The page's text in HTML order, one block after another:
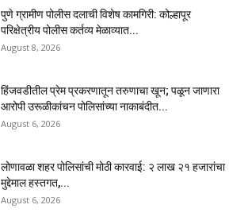
पुणे ग्रामीण पोलीस दलाची विशेष कामगिरी: कोल्हापूर
परिक्षेत्रीय पोलीस कर्तव्य मेळाव्यात...
August 8, 2026
हिंजवडीतील प्रेम प्रकरणातून तरुणाचा खून; पळून जाणारा
आरोपी उरूळीकांचन पोलिसांच्या नाकाबंदीत...
August 6, 2026
लोणावळा शहर पोलिसांची मोठी कारवाई: २ लाख २१ हजारांचा
मुद्देमाल हस्तगत,...
August 6, 2026